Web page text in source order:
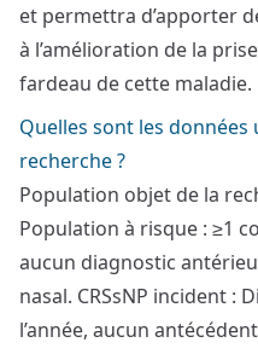
et permettra d’apporter
à l’amélioration de la
fardeau de cette maladie.
Quelles sont les
recherche ?
Population objet de la
Population à risque : ≥1
aucun diagnostic
nasal. CRSsNP incident :
l’année, aucun